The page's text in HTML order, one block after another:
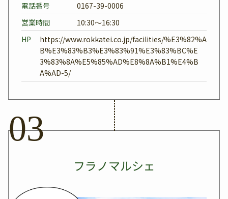
電話番号
0167-39-0006
営業時間
10:30～16:30
HP
https://www.rokkatei.co.jp/facilities/%E3%82%A
B%E3%83%B3%E3%83%91%E3%83%BC%E
3%83%8A%E5%85%AD%E8%8A%B1%E4%B
A%AD-5/
フラノマルシェ